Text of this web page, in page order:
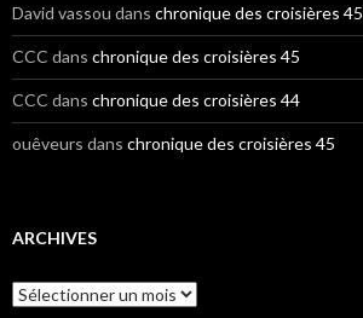
David vassou dans chronique des croisières 45
CCC dans chronique des croisières 45
CCC dans chronique des croisières 44
ouêveurs dans chronique des croisières 45
ARCHIVES
A
r